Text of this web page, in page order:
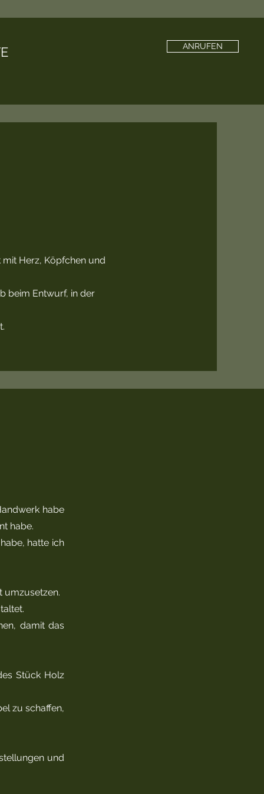
ANRUFEN
Herz, Köpfchen und
beim Entwurf, in der
habe
habe.
hatte ich
umzusetzen.
damit das
Stück Holz
zu schaffen,
und